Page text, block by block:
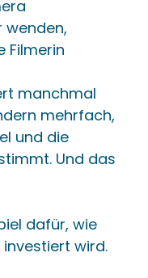
wenden,
Filmerin
manchmal
mehrfach,
und die
Und das
dafür, wie
wird.